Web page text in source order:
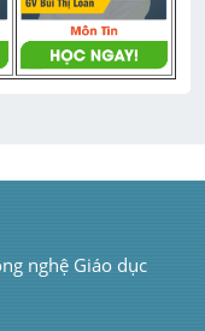
nghệ Giáo dục